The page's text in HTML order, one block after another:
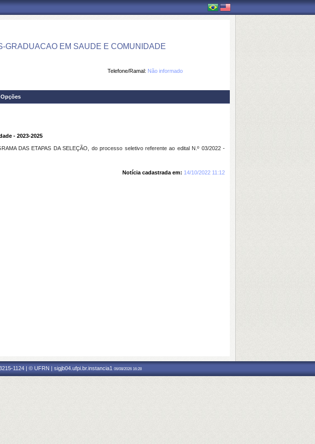
GRADUACAO EM SAUDE E COMUNIDADE
Telefone/Ramal: Não informado
- 2023-2025
DAS ETAPAS DA SELEÇÃO
, do processo seletivo referente ao edital N.º 03/2022 -
Notícia cadastrada em: 14/10/2022 11:12
1124 | © UFRN | sigjb04.ufpi.br.instancia1 06/08/2026 16:28